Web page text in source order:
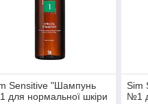
Sensitive "Шампунь
для нормальної шкіри
Sim
№1